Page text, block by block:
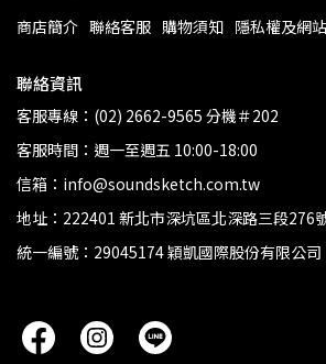
商店簡介 聯絡客服 購物須知 隱私權及網
聯絡資訊
客服專線：(02) 2662-9565 分機＃202
客服時間：週一至週五 10:00-18:00
信箱：info@soundsketch.com.tw
地址：222401 新北市深坑區北深路三段276
統一編號：29045174 穎凱國際股份有限公司